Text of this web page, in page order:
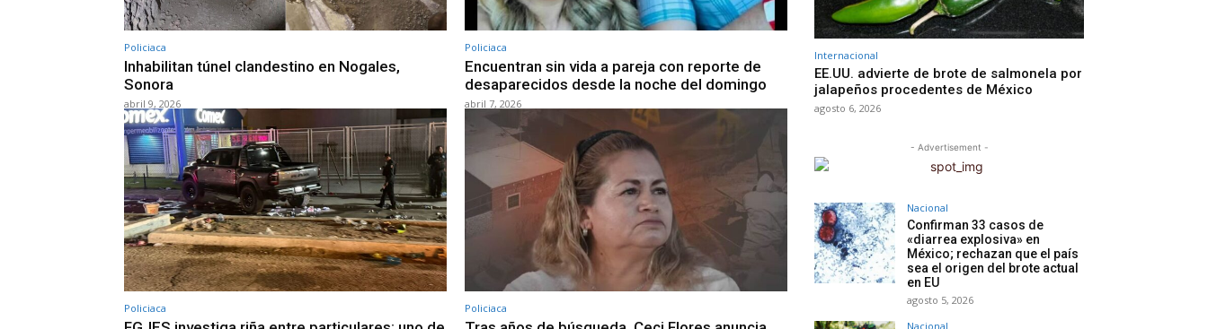
Policiaca
Inhabilitan túnel clandestino en Nogales,
Sonora
abril 9, 2026
Policiaca
Encuentran sin vida a pareja con reporte de
desaparecidos desde la noche del domingo
abril 7, 2026
Policiaca Policiaca
Internacional
EE.UU. advierte de brote de salmonela por
jalapeños procedentes de México
agosto 6, 2026
- Advertisement -
Nacional
Confirman 33 casos de
«diarrea explosiva» en
México; rechazan que el país
sea el origen del brote actual
en EU
agosto 5, 2026
Nacional